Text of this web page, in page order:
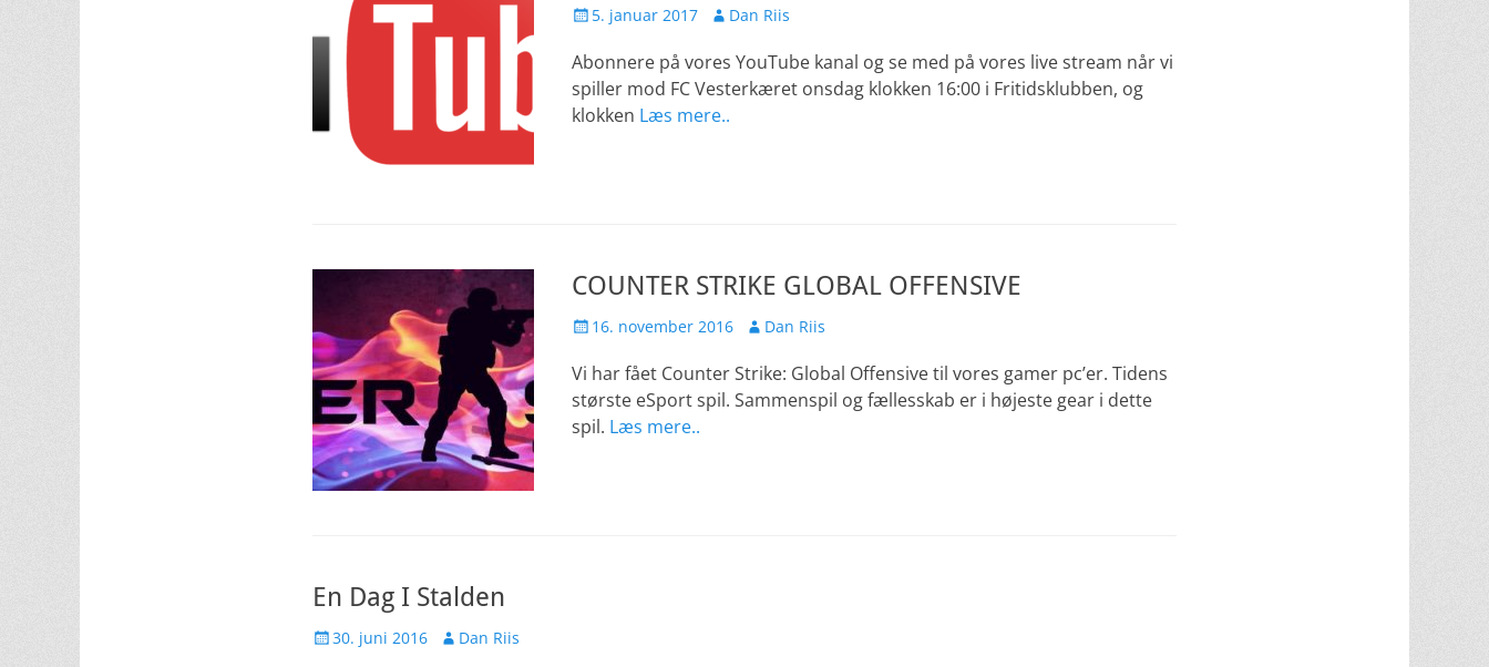
Udgivet
5. januar 2017 Forfatter
Dan Riis
Abonnere på vores YouTube kanal og se med på vores live stream når vi
spiller mod FC Vesterkæret onsdag klokken 16:00 i Fritidsklubben, og
klokken Læs mere..
COUNTER STRIKE GLOBAL OFFENSIVE
Udgivet
16. november 2016 Forfatter
Dan Riis
Vi har fået Counter Strike: Global Offensive til vores gamer pc’er. Tidens
største eSport spil. Sammenspil og fællesskab er i højeste gear i dette
spil. Læs mere..
En Dag I Stalden
Udgivet
30. juni 2016 Forfatter
Dan Riis